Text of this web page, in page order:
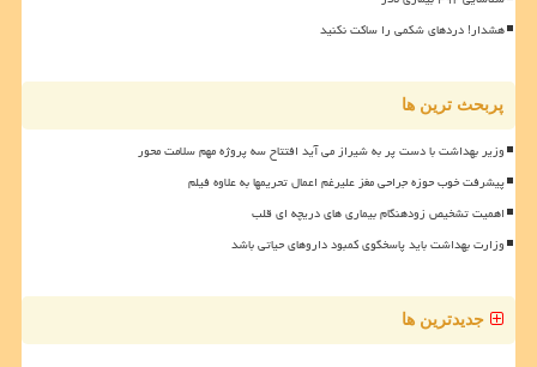
هشدار! دردهای شکمی را ساکت نکنید
پربحث ترین ها
وزیر بهداشت با دست پر به شیراز می آید افتتاح سه پروژه مهم سلامت محور
پیشرفت خوب حوزه جراحی مغز علیرغم اعمال تحریمها به علاوه فیلم
اهمیت تشخیص زودهنگام بیماری های دریچه ای قلب
وزارت بهداشت باید پاسخگوی کمبود داروهای حیاتی باشد
جدیدترین ها